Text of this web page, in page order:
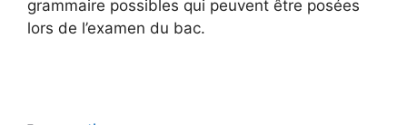
grammaire possibles qui peuvent être posées
lors de l’examen du bac.